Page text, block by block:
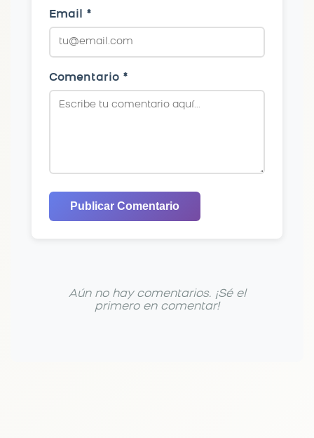
Email *
Comentario *
Publicar Comentario
Aún no hay comentarios. ¡Sé el
primero en comentar!